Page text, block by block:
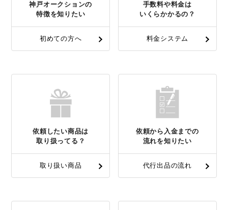
神戸オークションの
特徴を知りたい
初めての方へ
手数料や料金は
いくらかかるの？
料金システム
依頼したい商品は
取り扱ってる？
取り扱い商品
依頼から入金までの
流れを知りたい
代行出品の流れ